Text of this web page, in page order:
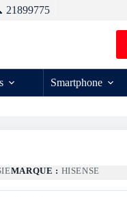
21899775
Smartphone
MARQUE : HISENSE